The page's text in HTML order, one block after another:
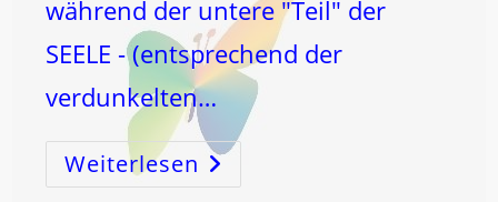
während der untere "Teil" der
SEELE - (entsprechend der
verdunkelten…
Weiterlesen MÄNNLICH-
WEIBLICH
?